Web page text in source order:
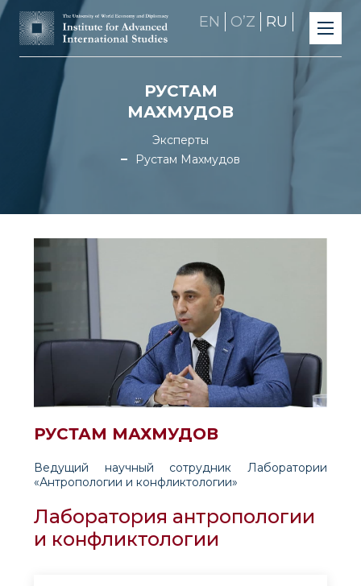
EN OʼZ RU
РУСТАМ
МАХМУДОВ
Эксперты
Рустам Махмудов
РУСТАМ МАХМУДОВ
Ведущий научный сотрудник Лаборатории
«Антропологии и конфликтологии»
Лаборатория антропологии
и конфликтологии